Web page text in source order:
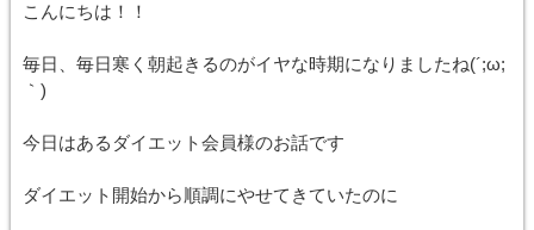
こんにちは！！
毎日、毎日寒く朝起きるのがイヤな時期になりましたね(´;ω;
｀)
今日はあるダイエット会員様のお話です
ダイエット開始から順調にやせてきていたのに